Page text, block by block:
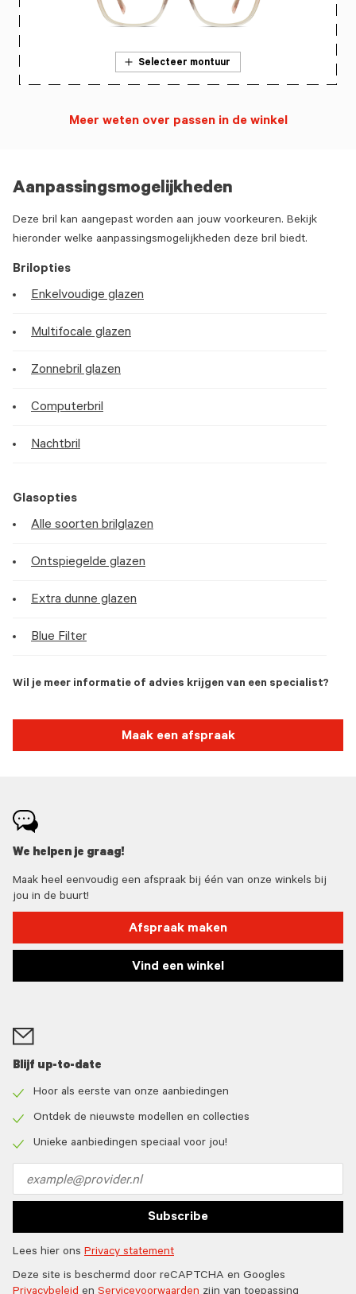
Aanpassingsmogelijkheden
Deze bril kan aangepast worden aan jouw voorkeuren. Bekijk
hieronder welke aanpassingsmogelijkheden deze bril biedt.
Brilopties
Enkelvoudige glazen
Multifocale glazen
Zonnebril glazen
Computerbril
Nachtbril
Glasopties
Alle soorten brilglazen
Ontspiegelde glazen
Extra dunne glazen
Blue Filter
Wil je meer informatie of advies krijgen van een specialist?
Maak een afspraak
Selecteer montuur
Meer weten over passen in de winkel
We helpen je graag!
Maak heel eenvoudig een afspraak bij één van onze winkels bij
jou in de buurt!
Afspraak maken
Vind een winkel
Blijf up-to-date
icon
Hoor als eerste van onze aanbiedingen
icon
Ontdek de nieuwste modellen en collecties
Unieke aanbiedingen speciaal voor jou!
address
Subscribe
Lees hier ons Privacy statement
Deze site is beschermd door reCAPTCHA en Googles